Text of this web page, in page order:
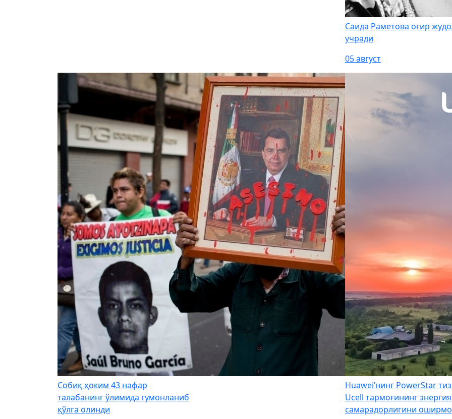
Саида Раметова оғир
учради
05 август
Собиқ ҳоким 43 нафар
талабанинг ўлимида гумонланиб
қўлга олинди
Huawei’нинг PowerStar
Ucell тармоғининг энергия
самарадорлигини